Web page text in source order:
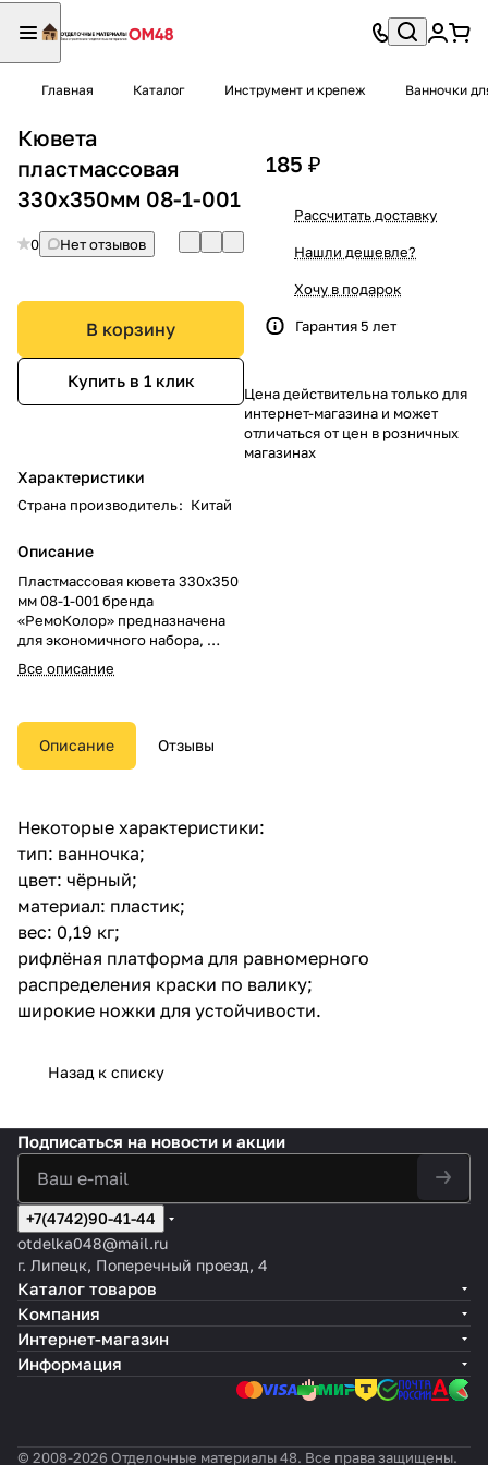
Главная Каталог Инструмент и крепеж Ванночки
Кювета
пластмассовая
330х350мм 08-1-001
0 Нет отзывов
В корзину
Купить в 1 клик
Характеристики
Страна производитель: Китай
Описание
Пластмассовая кювета 330х350
мм 08-1-001 бренда
«РемоКолор» предназначена
для экономичного набора,
раскатывания и отжима
лакокрасочных материалов.
Все описание
185 ₽
Рассчитать доставку
Нашли дешевле?
Хочу в подарок
Гарантия 5 лет
Цена действительна только для
интернет-магазина и может
отличаться от цен в розничных
магазинах
Описание Отзывы
Некоторые характеристики:
тип: ванночка;
цвет: чёрный;
материал: пластик;
вес: 0,19 кг;
рифлёная платформа для равномерного
распределения краски по валику;
широкие ножки для устойчивости.
Назад к списку
Подписаться на новости и акции
+7(4742)90-41-44
otdelka048@mail.ru
г. Липецк, Поперечный проезд, 4
Каталог товаров
Компания
Интернет-магазин
Информация
© 2008-2026 Отделочные материалы 48. Все права защищены.